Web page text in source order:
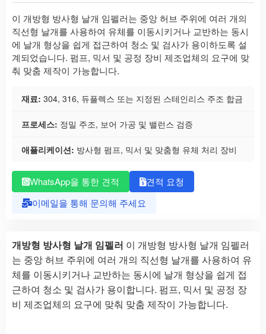
이 개방형 방사형 날개 임펠러는 중앙 허브 주위에 여러 개의
직선형 날개를 사용하여 유체를 이동시키거나 교반하는 동시
에 날개 형상을 쉽게 접근하여 청소 및 검사가 용이하도록 설
계되었습니다. 펌프, 믹서 및 공정 장비 제조업체의 요구에 맞
춰 맞춤 제작이 가능합니다.
재료: 304, 316, 듀플렉스 또는 지정된 스테인리스 주조 합금
프로세스: 정밀 주조, 보어 가공 및 밸런스 검증
애플리케이션: 방사형 펌프, 믹서 및 맞춤형 유체 처리 장비
WhatsApp을 통한 견적
견적 요청
이메일을 통해 문의해 주세요
개방형 방사형 날개 임펠러 이 개방형 방사형 날개 임펠러
는 중앙 허브 주위에 여러 개의 직선형 날개를 사용하여 유
체를 이동시키거나 교반하는 동시에 날개 형상을 쉽게 접
근하여 청소 및 검사가 용이합니다. 펌프, 믹서 및 공정 장
비 제조업체의 요구에 맞춰 맞춤 제작이 가능합니다.